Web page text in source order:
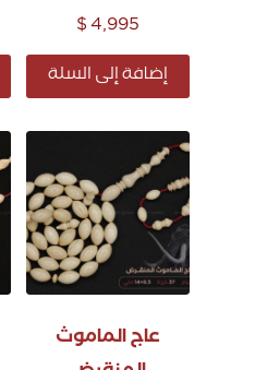
$4,995
إضافة إلى السلة
عاج الماموث